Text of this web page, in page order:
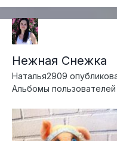
Нежная Снежка
Наталья2909
Альбомы пользователей